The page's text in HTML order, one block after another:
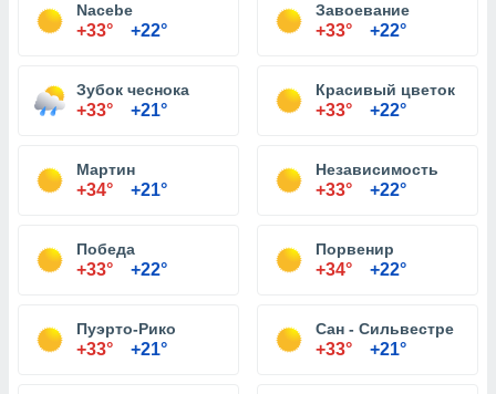
Nacebe
+33° +22°
Завоевание
+33° +22°
Зубок чеснока
+33° +21°
Красивый цветок
+33° +22°
Мартин
+34° +21°
Независимость
+33° +22°
Победа
+33° +22°
Порвенир
+34° +22°
Пуэрто-Рико
+33° +21°
Сан - Сильвестре
+33° +21°